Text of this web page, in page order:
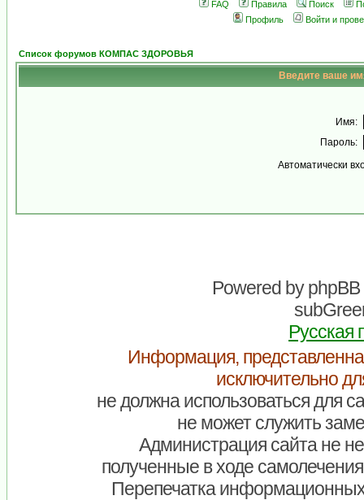
FAQ Правила Поиск
Профиль
Войти и
Список форумов КОМПАС ЗДОРОВЬЯ
Введите ваше
Имя:
Пароль:
Автоматически
Powered byphpBB
Русская
Информация,
исключительно
не должна использоваться для
не может служить
Администрация сайта не
полученные в ходе
Перепечатка